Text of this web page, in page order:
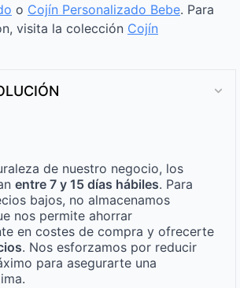
o Cojín Personalizado Bebe. Para
visita la colección Cojín
de nuestro negocio, los
entre 7 y 15 días hábiles. Para
bajos, no almacenamos
nos permite ahorrar
en costes de compra y ofrecerte
. Nos esforzamos por reducir
para asegurarte una